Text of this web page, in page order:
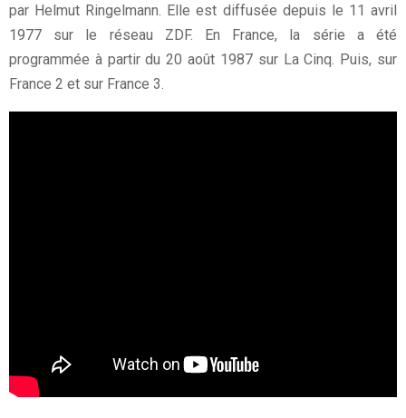
par Helmut Ringelmann. Elle est diffusée depuis le 11 avril
1977 sur le réseau ZDF. En France, la série a été
programmée à partir du 20 août 1987 sur La Cinq. Puis, sur
France 2 et sur France 3.